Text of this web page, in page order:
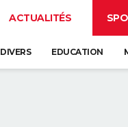
ACTUALITÉS
EDUCATION